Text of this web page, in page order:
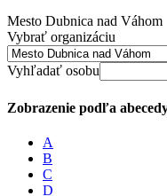
Mesto Dubnica nad Váhom
Vybrať organizáciu
Vyhľadať osobu
Zobrazenie podľa
A
B
C
D